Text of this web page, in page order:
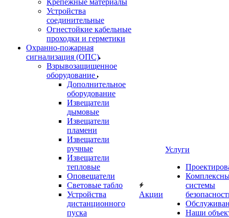
Крепежные материалы
Устройства
соединительные
Огнестойкие кабельные
проходки и герметики
Охранно-пожарная
сигнализация (ОПС)
Взрывозащищенное
оборудование
Дополнительное
оборудование
Извещатели
дымовые
Извещатели
пламени
Извещатели
ручные
Извещатели
тепловые
Оповещатели
Световые табло
Устройства
дистанционного
пуска
Акции
Услуги
системы
Наши